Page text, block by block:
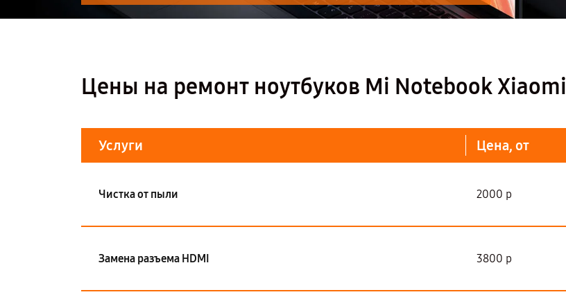
Цены на ремонт ноутбуков Mi Notebook Xiaomi
Услуги Цена, от
Чистка от пыли 2000 р
Замена разъема HDMI 3800 р